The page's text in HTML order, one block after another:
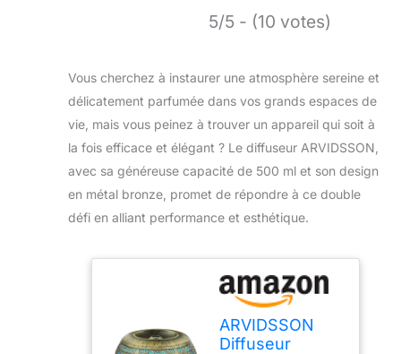
5/5 - (10 votes)
Vous cherchez à instaurer une atmosphère sereine et
délicatement parfumée dans vos grands espaces de
vie, mais vous peinez à trouver un appareil qui soit à
la fois efficace et élégant ? Le diffuseur ARVIDSSON,
avec sa généreuse capacité de 500 ml et son design
en métal bronze, promet de répondre à ce double
défi en alliant performance et esthétique.
ARVIDSSON
Diffuseur